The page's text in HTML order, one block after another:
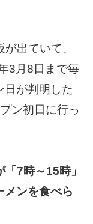
出ていて、
3月8日まで毎
日が判明した
ン初日に行っ
7時～15時」
メンを食べら